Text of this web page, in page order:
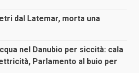
dal Latemar, morta una
nel Danubio per siccità: cala
Parlamento al buio per